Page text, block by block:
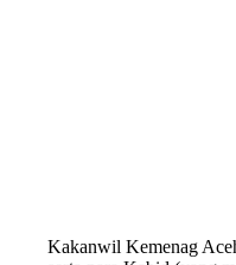
Kakanwil Kemenag